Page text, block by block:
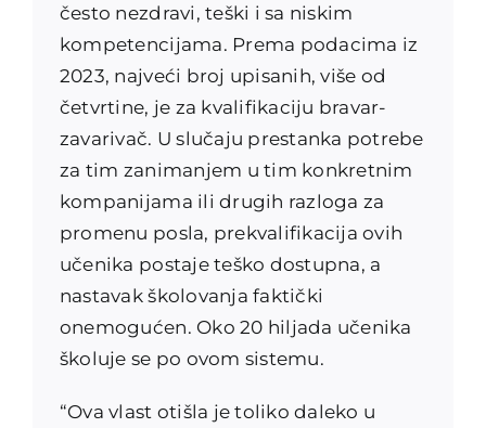
često nezdravi, teški i sa niskim
kompetencijama. Prema podacima iz
2023, najveći broj upisanih, više od
četvrtine, je za kvalifikaciju bravar-
zavarivač. U slučaju prestanka potrebe
za tim zanimanjem u tim konkretnim
kompanijama ili drugih razloga za
promenu posla, prekvalifikacija ovih
učenika postaje teško dostupna, a
nastavak školovanja faktički
onemogućen. Oko 20 hiljada učenika
školuje se po ovom sistemu.
“Ova vlast otišla je toliko daleko u